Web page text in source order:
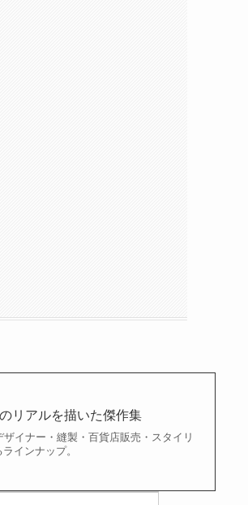
リアルを描いた傑作集
イナー・縫製・百貨店販売・スタイリ
インナップ。